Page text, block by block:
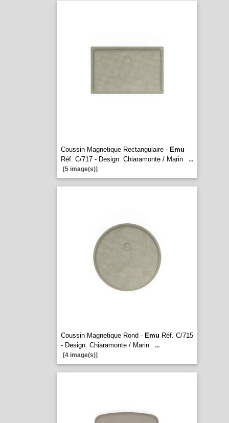
Coussin Magnetique Rectangulaire - Emu
Réf. C/717 - Design. Chiaramonte / Marin
...
[5 image(s)]
Coussin Magnetique Rond - Emu Réf. C/715
- Design. Chiaramonte / Marin
...
[4 image(s)]